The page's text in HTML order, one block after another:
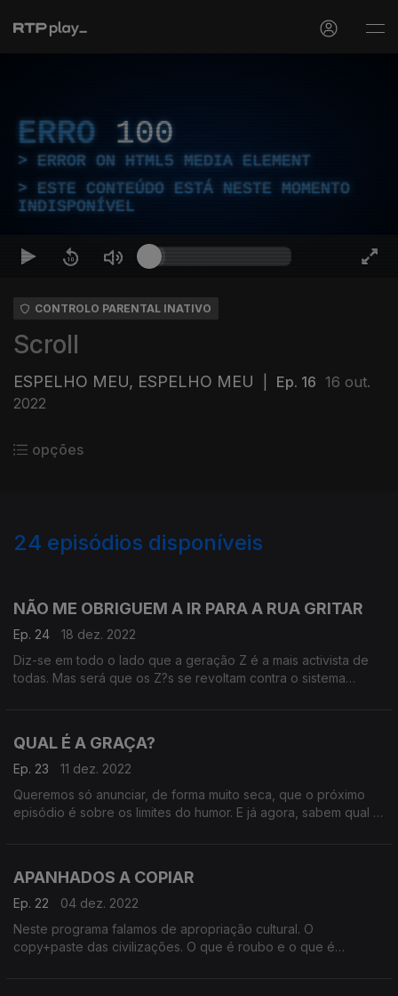
ERRO 100
ERROR ON HTML5 MEDIA ELEMENT
ESTE CONTEÚDO ESTÁ NESTE MOMENTO
INDISPONÍVEL
CONTROLO PARENTAL INATIVO
Scroll
ESPELHO MEU, ESPELHO MEU Ep. 16 16 out.
2022
opções
24 episódios disponíveis
NÃO ME OBRIGUEM A IR PARA A RUA GRITAR
Ep. 24
18 dez. 2022
Diz-se em todo o lado que a geração Z é a mais activista de
todas. Mas será que os Z?s se revoltam contra o sistema
geração é um pouco como elogiar um peixe por saber nadar
muito bem. Não é como se os Z?s e os peixes tivessem
grande alternativa.
QUAL É A GRAÇA?
Ep. 23
11 dez. 2022
Queremos só anunciar, de forma muito seca, que o próximo
episódio é sobre os limites do humor. E já agora, sabem qual é
APANHADOS A COPIAR
Ep. 22
04 dez. 2022
Neste programa falamos de apropriação cultural. O
copy+paste das civilizações. O que é roubo e o que é